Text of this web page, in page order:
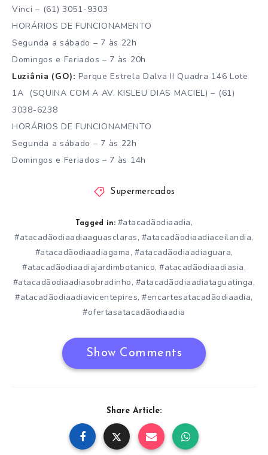
Vinci – (61) 3051-9303
HORÁRIOS DE FUNCIONAMENTO
Segunda a sábado – 7 às 22h
Domingos e Feriados – 7 às 20h
Luziânia (GO): Parque Estrela Dalva II Quadra 146 Lote
1A​ (SQUINA COM A AV. KISLEU DIAS MACIEL) – (61)
3038-6238
HORÁRIOS DE FUNCIONAMENTO
Segunda a sábado – 7 às 22h
Domingos e Feriados – 7 às 14h
Supermercados
Tagged in: #atacadãodiaadia,
#atacadãodiaadiaaguasclaras, #atacadãodiaadiaceilandia,
#atacadãodiaadiagama, #atacadãodiaadiaguara,
#atacadãodiaadiajardimbotanico, #atacadãodiaadiasia,
#atacadãodiaadiasobradinho, #atacadãodiaadiataguatinga,
#atacadãodiaadiavicentepires,#encartesatacadãodiaadia,
#ofertasatacadãodiaadia
Show Comments
Share Article: